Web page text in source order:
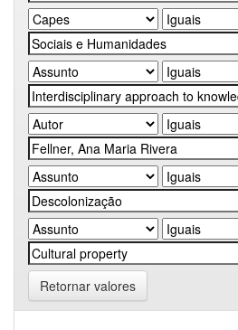
Retornar valores